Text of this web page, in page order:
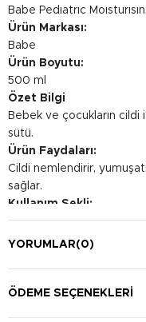
Babe Pedıatrıc
Ürün Markası:
Babe
Ürün Boyutu:
500 ml
Özet Bilgi
Bebek ve çocukların
sütü.
Ürün Faydaları:
Cildi nemlendirir,
sağlar.
Kullanım Şekli:
Az miktarda ürünü
kadar bebeğin veya
YORUMLAR(0)
ÖDEME SEÇENEKLERI